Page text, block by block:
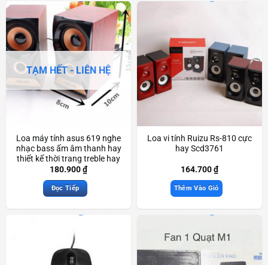
TẠM HẾT - LIÊN HỆ
Loa máy tính asus 619 nghe
nhạc bass ấm âm thanh hay
thiết kế thời trang treble hay
Scd3830
180.900₫
Đọc Tiếp
Loa vi tính Ruizu Rs-810 cực
hay Scd3761
164.700₫
Thêm Vào Giỏ